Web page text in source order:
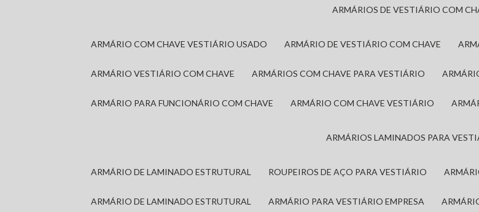
ARMÁRIOS DE VESTIÁRIO COM
ARMÁRIO COM CHAVE VESTIÁRIO USADO ARMÁRIO DE VESTIÁRIO COM CHAVE
ARMÁRIO VESTIÁRIO COM CHAVE ARMÁRIOS COM CHAVE PARA VESTIÁRIO
ARMÁRIO PARA FUNCIONÁRIO COM CHAVE ARMÁRIO COM CHAVE VESTIÁRIO
ARMÁRIOS LAMINADOS PARA
ARMÁRIO DE LAMINADO ESTRUTURAL ROUPEIROS DE AÇO PARA VESTIÁRIO
ARMÁRIO DE LAMINADO ESTRUTURAL ARMÁRIO PARA VESTIÁRIO EMPRESA